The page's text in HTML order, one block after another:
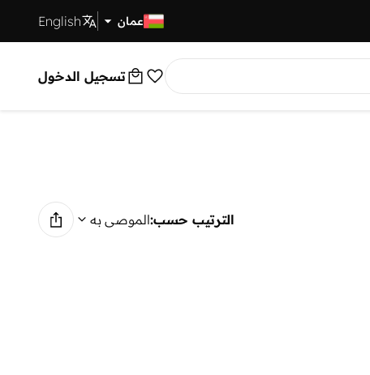
عمان English
تسجيل الدخول
الترتيب حسب:الموصى به